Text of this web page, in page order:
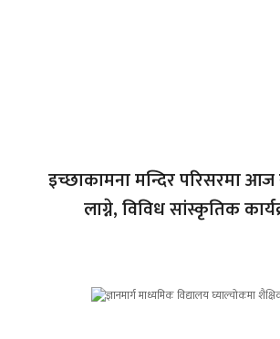
इच्छाकामना मन्दिर परिसरमा
लाग्ने, विविध सांस्कृतिक